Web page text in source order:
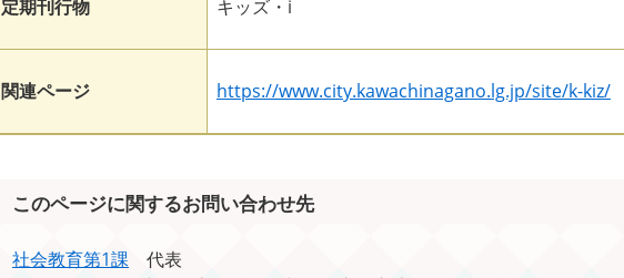
定期刊行物 キッズ・i
関連ページ https://www.city.kawachinagano.lg.jp/site/k-kiz/
このページに関するお問い合わせ先
社会教育第1課
代表